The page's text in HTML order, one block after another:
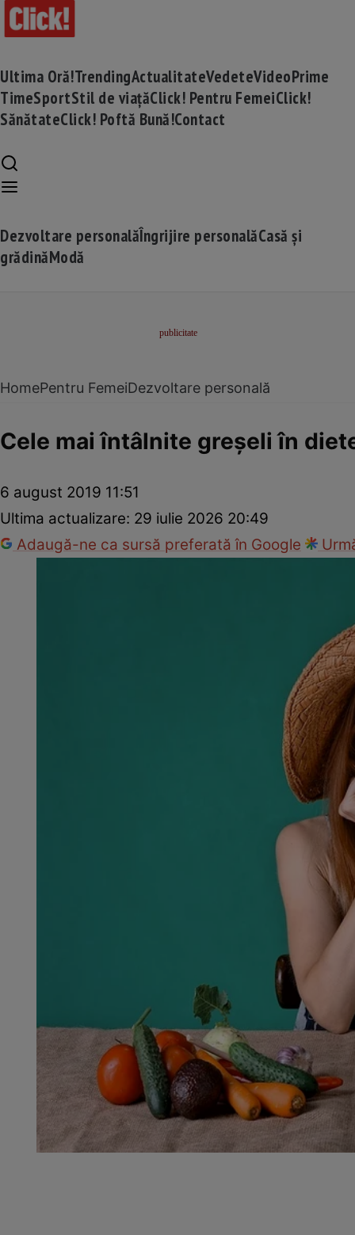
Ultima Oră!TrendingActualitateVedeteVideoPrime
TimeSportStil de viațăClick! Pentru FemeiClick!
SănătateClick! Poftă Bună!Contact
Dezvoltare personalăÎngrijire personalăCasă și
grădinăModă
HomePentru FemeiDezvoltare personală
Cele mai întâlnite greşeli în
6 august 2019 11:51
Ultima actualizare: 29 iulie 2026 20:49
Adaugă-ne ca sursă preferată în Google